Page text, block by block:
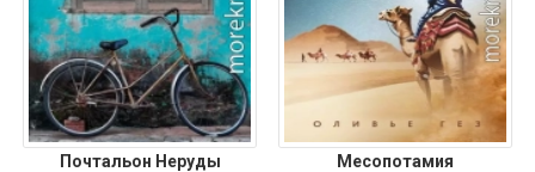
Почтальон Неруды Месопотамия